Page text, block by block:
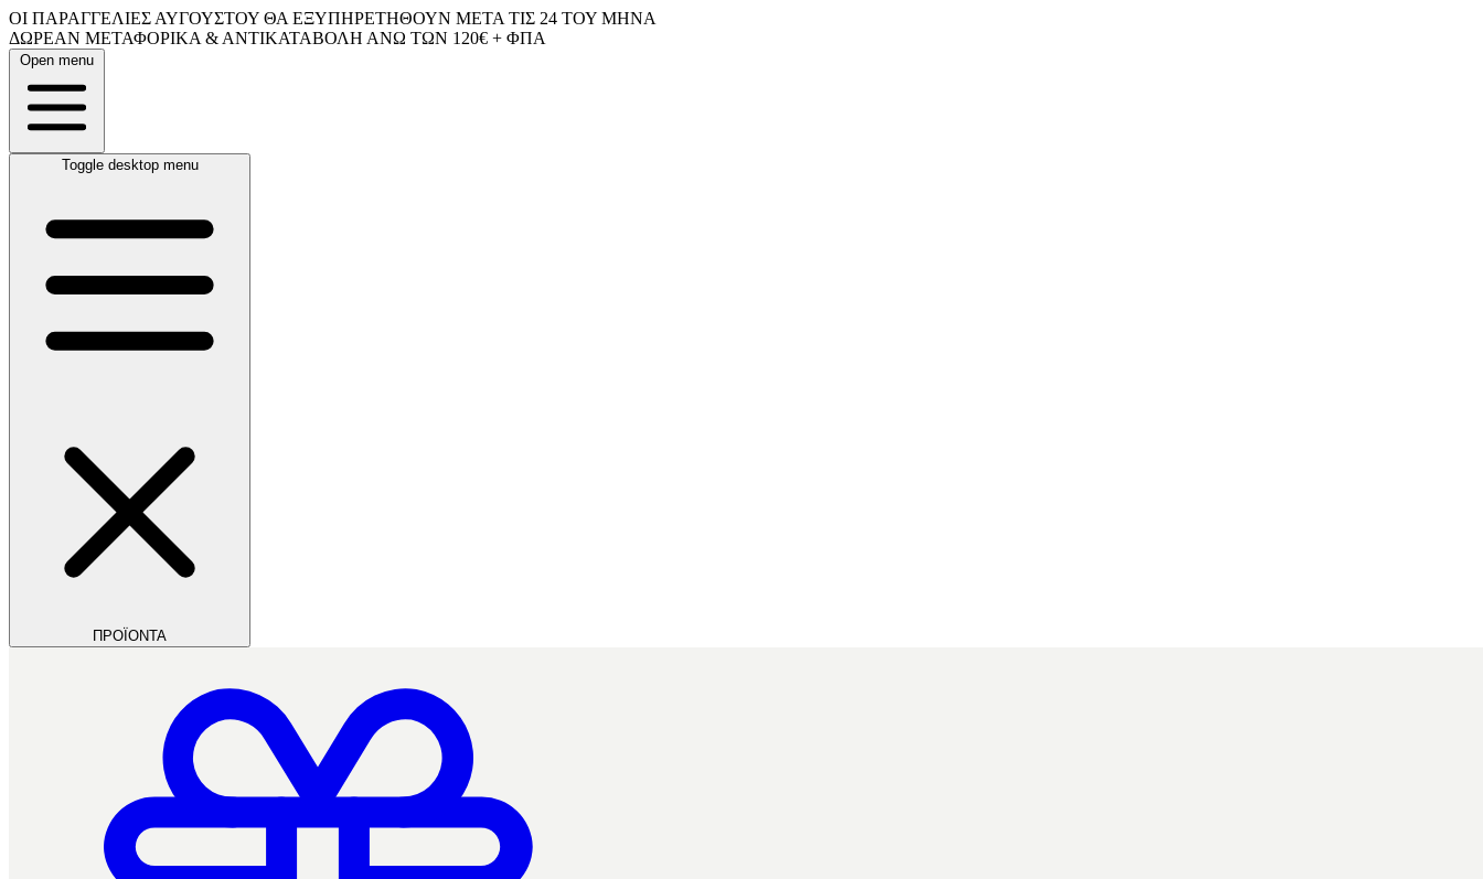
ΟΙ ΠΑΡΑΓΓΕΛΙΕΣ ΑΥΓΟΥΣΤΟΥ ΘΑ ΕΞΥΠΗΡΕΤΗΘΟΥΝ ΜΕΤΑ ΤΙΣ 24 ΤΟΥ ΜΗΝΑ
ΔΩΡΕΑΝ ΜΕΤΑΦΟΡΙΚΑ & ΑΝΤΙΚΑΤΑΒΟΛΗ ΑΝΩ ΤΩΝ 120€ + ΦΠΑ
Open menu
Toggle desktop menu
ΠΡΟΪΟΝΤΑ